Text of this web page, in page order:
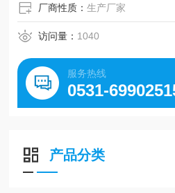
厂商性质：生产厂家
访问量： 1040
服务热线
0531-
产品分类